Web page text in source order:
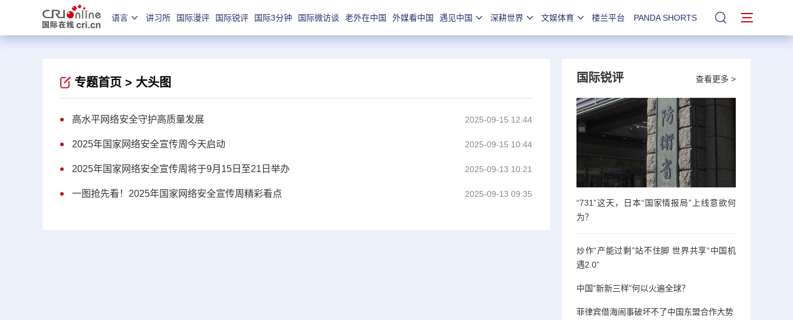
语言 讲习所 国际漫评 国际锐评 国际3分钟 国际微访谈 老外在中国 外媒看中国 遇见中国 深耕世界 文娱体育 楼兰平台 PANDA SHORTS 站内搜索
专题首页 > 大头图
高水平网络安全守护高质量发展 2025-09-15 12:44
2025年国家网络安全宣传周今天启动 2025-09-15 10:44
2025年国家网络安全宣传周将于9月15日至21日举办 2025-09-13 10:21
一图抢先看！2025年国家网络安全宣传周精彩看点 2025-09-13 09:35
查看更多 >
国际锐评
“731”这天，日本“国家情报局”上线意欲何
为？
炒作“产能过剩”站不住脚 世界共享“中国机
遇2.0”
中国“新新三样”何以火遍全球？
菲律宾借海闹事破坏不了中国东盟合作大势